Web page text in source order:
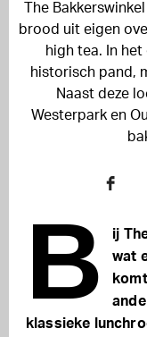
The
brood uit eigen
high tea. In
historisch pand,
Naast deze
Westerpark en
B
ij
wat
klassieke